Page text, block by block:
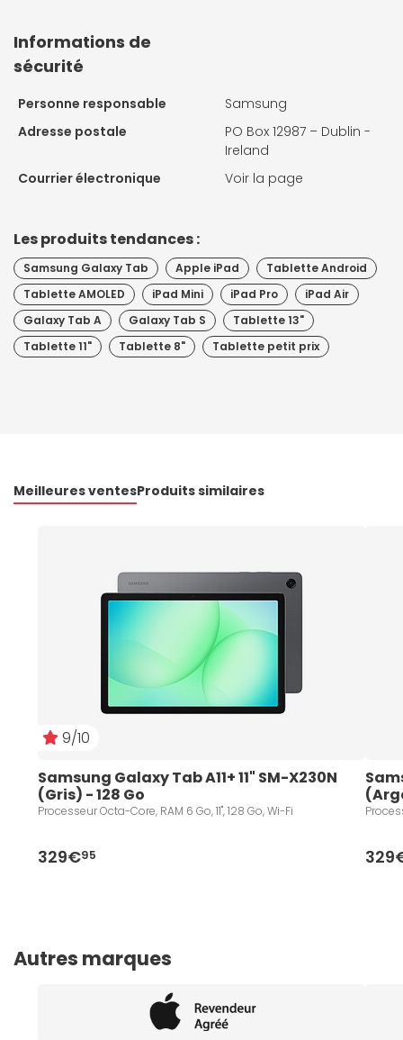
Informations de
sécurité
Personne responsable
Samsung
Adresse postale
PO Box 12987 – Dublin -
Ireland
Courrier électronique
Voir la page
Les produits tendances :
Samsung Galaxy Tab Apple iPad
Tablette Android
Tablette AMOLED
iPad Mini iPad Pro
iPad Air
Galaxy Tab A
Galaxy Tab S
Tablette 13"
Tablette 11"
Tablette 8" Tablette petit prix
Meilleures ventesProduits similaires
9/10
Samsung Galaxy Tab A11+ 11" SM-X230N
(Gris) - 128 Go
Processeur Octa-Core, RAM 6 Go, 11", 128 Go, Wi-Fi
329€95
Autres marques